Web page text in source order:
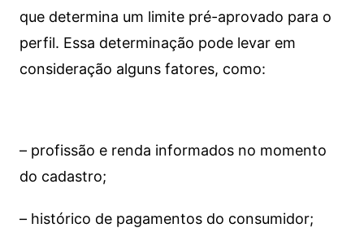
que determina um limite pré-aprovado para o
perfil. Essa determinação pode levar em
consideração alguns fatores, como:
– profissão e renda informados no momento
do cadastro;
– histórico de pagamentos do consumidor;